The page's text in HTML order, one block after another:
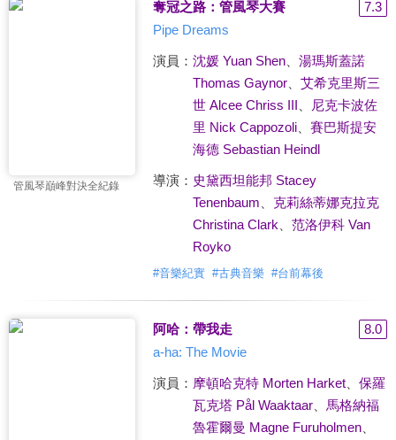
管風琴巔峰對決全紀錄
奪冠之路：管風琴大賽
7.3
Pipe Dreams
演員： 沈媛 Yuan Shen、 湯瑪斯蓋諾
Thomas Gaynor、 艾希克里斯三
世 Alcee Chriss III
尼克卡波佐
里 Nick Cappozoli、 賽巴斯提安
海德 Sebastian Heindl
導演： 史黛西坦能邦 Stacey
Tenenbaum
克莉絲蒂娜克拉克
Christina Clark
范洛伊科 Van
Royko
#音樂紀實 #古典音樂 #台前幕後
阿哈：帶我走
8.0
a-ha: The Movie
演員： 摩頓哈克特 Morten Harket、 保羅
瓦克塔 Pål Waaktaar、 馬格納福
魯霍爾曼 Magne Furuholmen、